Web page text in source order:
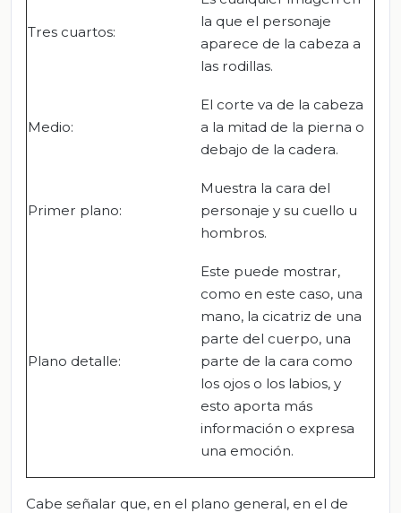
Tres cuartos:
la que el personaje
aparece de la cabeza a
las rodillas.
Medio:
El corte va de la cabeza
a la mitad de la pierna o
debajo de la cadera.
Primer plano:
Muestra la cara del
personaje y su cuello u
hombros.
Plano detalle:
Este puede mostrar,
como en este caso, una
mano, la cicatriz de una
parte del cuerpo, una
parte de la cara como
los ojos o los labios, y
esto aporta más
información o expresa
una emoción.
Cabe señalar que, en el plano general, en el de